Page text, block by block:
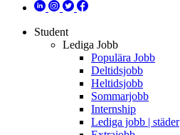
Student
Lediga Jobb
Populära Jobb
Deltidsjobb
Heltidsjobb
Sommarjobb
Internship
Lediga jobb | städer